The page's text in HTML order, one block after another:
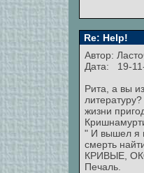
Re: Help!
Автор:
Дата: 19-
Рита, а вы
жизни
" И вышел я
смерть
КРИВЫЕ,
Печаль.